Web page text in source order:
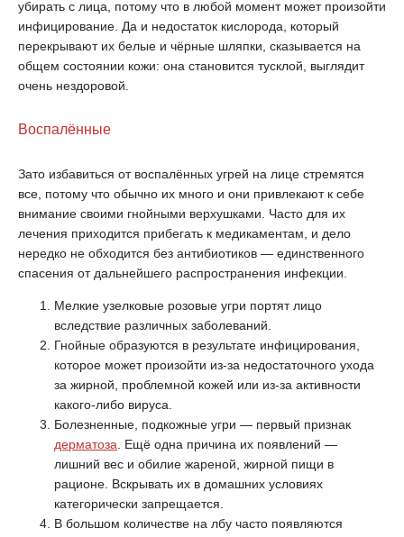
убирать с лица, потому что в любой момент может произойти
инфицирование. Да и недостаток кислорода, который
перекрывают их белые и чёрные шляпки, сказывается на
общем состоянии кожи: она становится тусклой, выглядит
очень нездоровой.
Воспалённые
Зато избавиться от воспалённых угрей на лице стремятся
все, потому что обычно их много и они привлекают к себе
внимание своими гнойными верхушками. Часто для их
лечения приходится прибегать к медикаментам, и дело
нередко не обходится без антибиотиков — единственного
спасения от дальнейшего распространения инфекции.
Мелкие узелковые розовые угри портят лицо
вследствие различных заболеваний.
Гнойные образуются в результате инфицирования,
которое может произойти из-за недостаточного ухода
за жирной, проблемной кожей или из-за активности
какого-либо вируса.
Болезненные, подкожные угри — первый признак
дерматоза . Ещё одна причина их появлений —
лишний вес и обилие жареной, жирной пищи в
рационе. Вскрывать их в домашних условиях
категорически запрещается.
В большом количестве на лбу часто появляются